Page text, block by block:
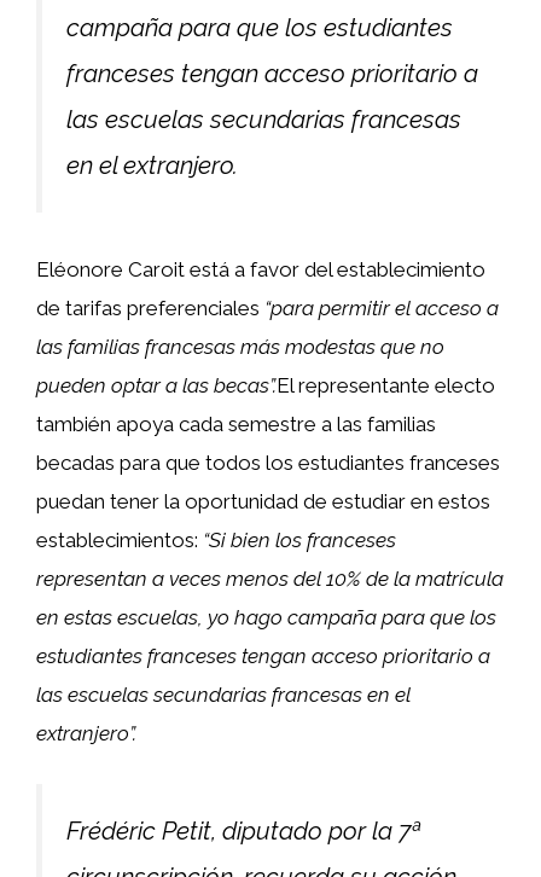
campaña para que los estudiantes
franceses tengan acceso prioritario a
las escuelas secundarias francesas
en el extranjero.
Eléonore Caroit está a favor del establecimiento
de tarifas preferenciales “para permitir el acceso a
las familias francesas más modestas que no
pueden optar a las becas”.El representante electo
también apoya cada semestre a las familias
becadas para que todos los estudiantes franceses
puedan tener la oportunidad de estudiar en estos
establecimientos: “Si bien los franceses
representan a veces menos del 10% de la matrícula
en estas escuelas, yo hago campaña para que los
estudiantes franceses tengan acceso prioritario a
las escuelas secundarias francesas en el
extranjero”.
Frédéric Petit, diputado por la 7ª